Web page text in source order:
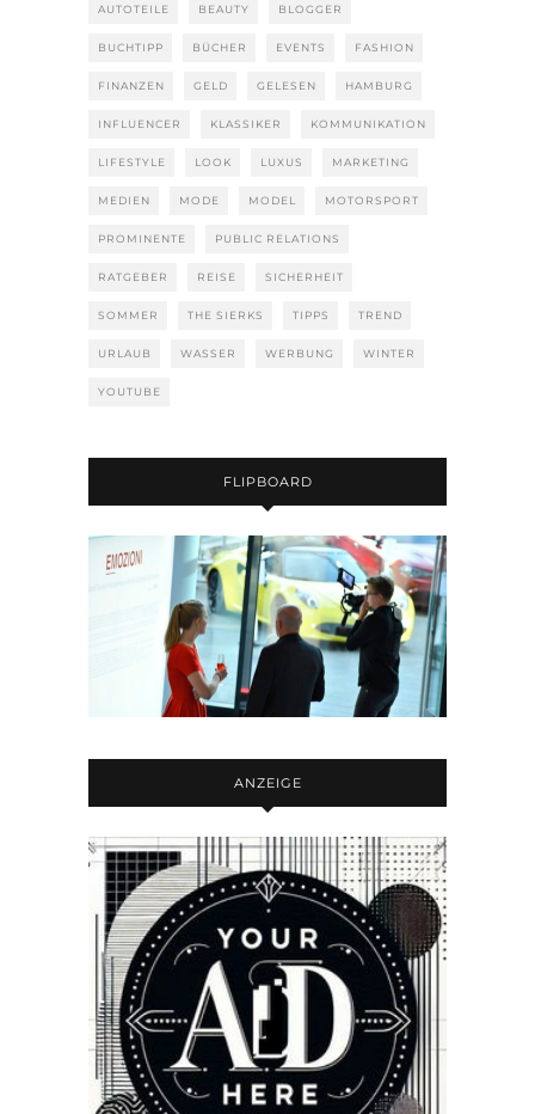
AUTOTEILE BEAUTY BLOGGER
BUCHTIPP BÜCHER EVENTS FASHION
FINANZEN GELD GELESEN HAMBURG
INFLUENCER KLASSIKER KOMMUNIKATION
LIFESTYLE LOOK LUXUS MARKETING
MEDIEN MODE MODEL MOTORSPORT
PROMINENTE PUBLIC RELATIONS
RATGEBER REISE SICHERHEIT
SOMMER THE SIERKS TIPPS TREND
URLAUB WASSER WERBUNG WINTER
YOUTUBE
FLIPBOARD
ANZEIGE